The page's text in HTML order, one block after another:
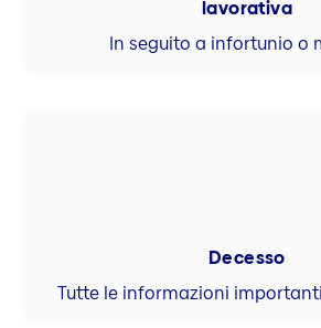
lavorativa
In seguito a infortunio o
Decesso
Tutte le informazioni